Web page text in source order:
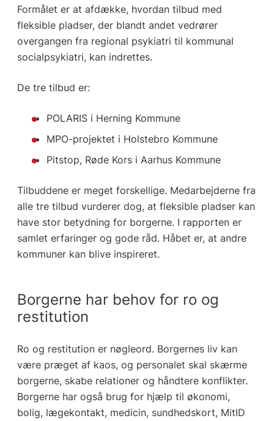
Formålet er at afdække, hvordan tilbud med
fleksible pladser, der blandt andet vedrører
overgangen fra regional psykiatri til kommunal
socialpsykiatri, kan indrettes.
De tre tilbud er:
POLARIS i Herning Kommune
MPO-projektet i Holstebro Kommune
Pitstop, Røde Kors i Aarhus Kommune
Tilbuddene er meget forskellige. Medarbejderne fra
alle tre tilbud vurderer dog, at fleksible pladser kan
have stor betydning for borgerne. I rapporten er
samlet erfaringer og gode råd. Håbet er, at andre
kommuner kan blive inspireret.
Borgerne har behov for ro og
restitution
Ro og restitution er nøgleord. Borgernes liv kan
være præget af kaos, og personalet skal skærme
borgerne, skabe relationer og håndtere konflikter.
Borgerne har også brug for hjælp til økonomi,
bolig, lægekontakt, medicin, sundhedskort, MitID